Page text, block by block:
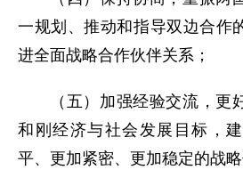
一规划、推动和指导双边合作
进全面战略合作伙伴关系；
（五）加强经验交流，更
和刚经济与社会发展目标，
平、更加紧密、更加稳定的战略